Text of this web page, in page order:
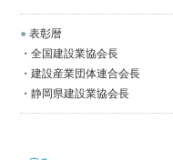
● 表彰暦
・全国建設業協会長
・建設産業団体連合会長
・静岡県建設業協会長